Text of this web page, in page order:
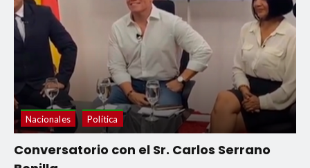
Nacionales Política
Conversatorio con el Sr. Carlos Serrano